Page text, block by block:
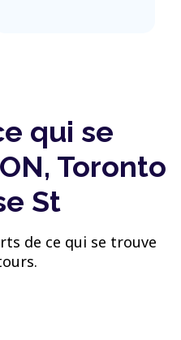
qui se
Toronto
St
de ce qui se trouve